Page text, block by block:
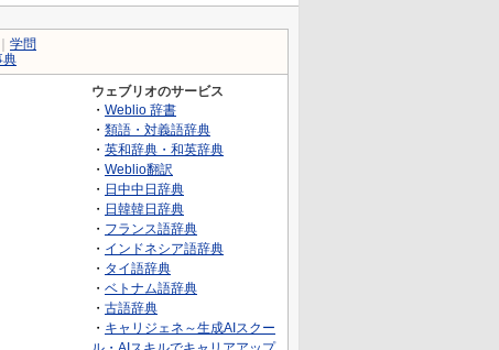
学問
典
ウェブリオのサービス
・ Weblio 辞書
・ 類語・対義語辞典
・ 英和辞典・和英辞典
・ Weblio翻訳
・ 日中中日辞典
・ 日韓韓日辞典
・ フランス語辞典
・ インドネシア語辞典
・ タイ語辞典
・ ベトナム語辞典
・ 古語辞典
・ キャリジェネ～生成AIスクー